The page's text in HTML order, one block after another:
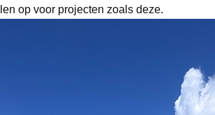
op voor projecten zoals deze.